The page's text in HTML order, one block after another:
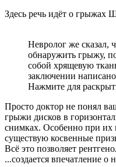
Здесь речь идёт о грыжах
Невролог же сказал,
обнаружить грыжу,
собой хрящевую
заключении
Нажмите для
Просто доктор не понял
грыжи дисков в
снимках. Особенно при
существую косвенные
Всё это позволяет
...создается впечатление о